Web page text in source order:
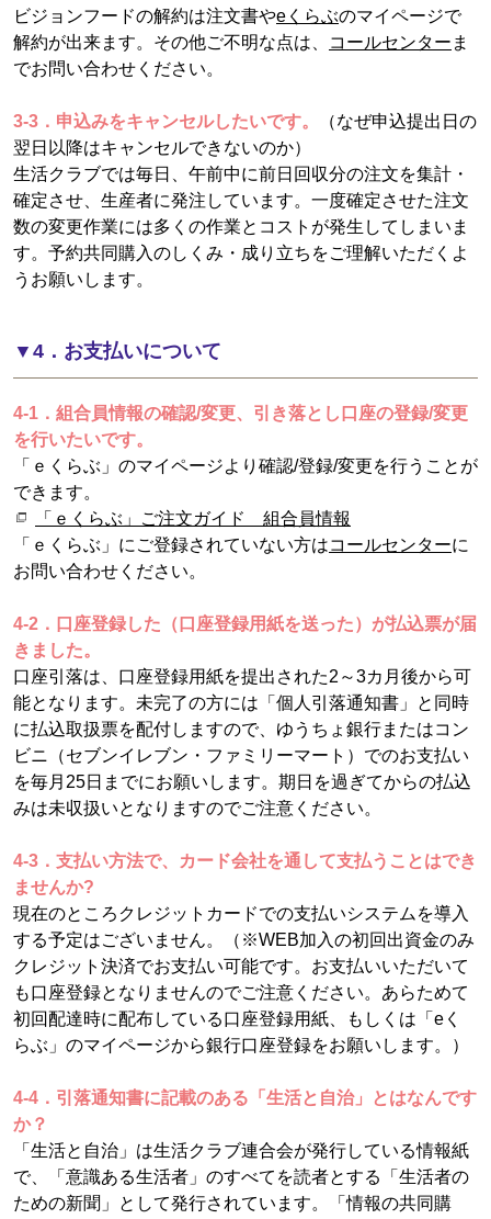
ビジョンフードの解約は注文書やeくらぶのマイページで
解約が出来ます。その他ご不明な点は、
コールセンター ま
でお問い合わせください。
3-3．申込みをキャンセルしたいです。
（なぜ申込提出日の
翌日以降はキャンセルできないのか）
生活クラブでは毎日、午前中に前日回収分の注文を集計・
確定させ、生産者に発注しています。一度確定させた注文
数の変更作業には多くの作業とコストが発生してしまいま
す。予約共同購入のしくみ・成り立ちをご理解いただくよ
うお願いします。
▼4．お支払いについて
4-1．組合員情報の確認/変更、引き落とし口座の登録/変更
を行いたいです。
「ｅくらぶ」のマイページより確認/登録/変更を行うことが
できます。
「ｅくらぶ」ご注文ガイド 組合員情報
「ｅくらぶ」にご登録されていない方はコールセンターに
お問い合わせください。
4-2．口座登録した（口座登録用紙を送った）が払込票が届
きました。
口座引落は、口座登録用紙を提出された2～3カ月後から可
能となります。未完了の方には「個人引落通知書」と同時
に払込取扱票を配付しますので、ゆうちょ銀行またはコン
ビニ（セブンイレブン・ファミリーマート）でのお支払い
を毎月25日までにお願いします。期日を過ぎてからの払込
みは未収扱いとなりますのでご注意ください。
4-3．支払い方法で、カード会社を通して支払うことはでき
ませんか?
現在のところクレジットカードでの支払いシステムを導入
する予定はございません。（※WEB加入の初回出資金のみ
クレジット決済でお支払い可能です。お支払いいただいて
も口座登録となりませんのでご注意ください。あらためて
初回配達時に配布している口座登録用紙、もしくは「eく
らぶ」のマイページから銀行口座登録をお願いします。）
4-4．引落通知書に記載のある「生活と自治」とはなんです
か？
「生活と自治」は生活クラブ連合会が発行している情報紙
で、「意識ある生活者」のすべてを読者とする「生活者の
ための新聞」として発行されています。「情報の共同購